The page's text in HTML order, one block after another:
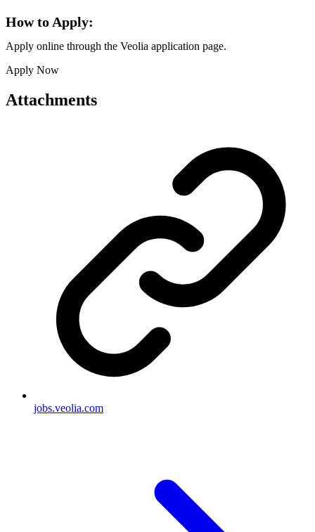
How to Apply:
Apply online through the Veolia application page.
Apply Now
Attachments
jobs.veolia.com